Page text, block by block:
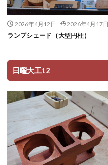
2026年4月12日 2026年4月17日
ランプシェード（大型円柱）
日曜大工12